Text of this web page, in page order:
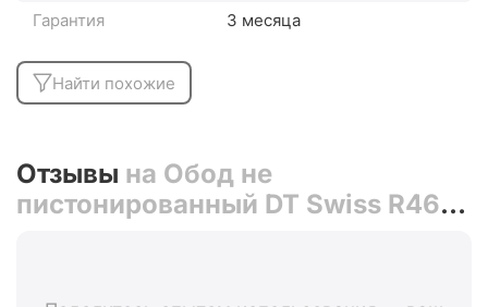
Гарантия
3 месяца
Найти похожие
Отзывы на Обод не
пистонированный DT Swiss R460